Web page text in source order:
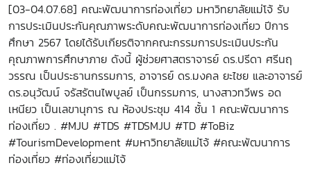
[03-04.07.68] คณะพัฒนาการท่องเที่ยว มหาวิทยาลัยแม่โจ้ รับ
การประเมินประกันคุณภาพระดับคณะพัฒนาการท่องเที่ยว ปีการ
ศึกษา 2567 โดยได้รับเกียรติจากคณะกรรมการประเมินประกัน
คุณภาพการศึกษาภาย ดังนี้ ผู้ช่วยศาสตราจารย์ ดร.ปรีดา ศรีนฤ
วรรณ เป็นประธานกรรมการ, อาจารย์ ดร.มงคล ยะไชย และอาจารย์
ดร.อนุวัฒน์ จรัสรัตนไพบูลย์ เป็นกรรมการ, นางสาวทวีพร อด
เหนียว เป็นเลขานุการ ณ ห้องประชุม 414 ชั้น 1 คณะพัฒนาการ
ท่องเที่ยว . #MJU #TDS #TDSMJU #TD #ToBiz
#TourismDevelopment #มหาวิทยาลัยแม่โจ้ #คณะพัฒนาการ
ท่องเที่ยว #ท่องเที่ยวแม่โจ้